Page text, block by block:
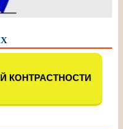
КОНТРАСТНОСТИ